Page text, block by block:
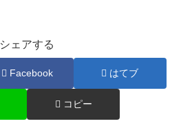
シェアする
Facebook はてブ
コピー